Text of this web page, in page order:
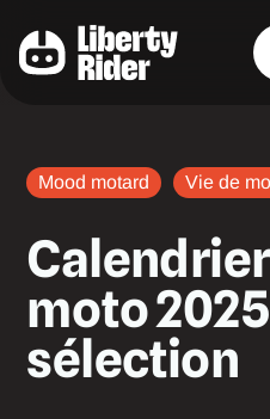
contenu
Mood motard Vie de
moto
sélection